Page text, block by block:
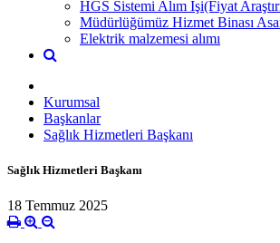
HGS Sistemi Alım İşi(Fiyat
Müdürlüğümüz Hizmet Binası
Elektrik malzemesi alımı
Kurumsal
Başkanlar
Sağlık Hizmetleri Başkanı
Sağlık Hizmetleri Başkanı
18 Temmuz 2025